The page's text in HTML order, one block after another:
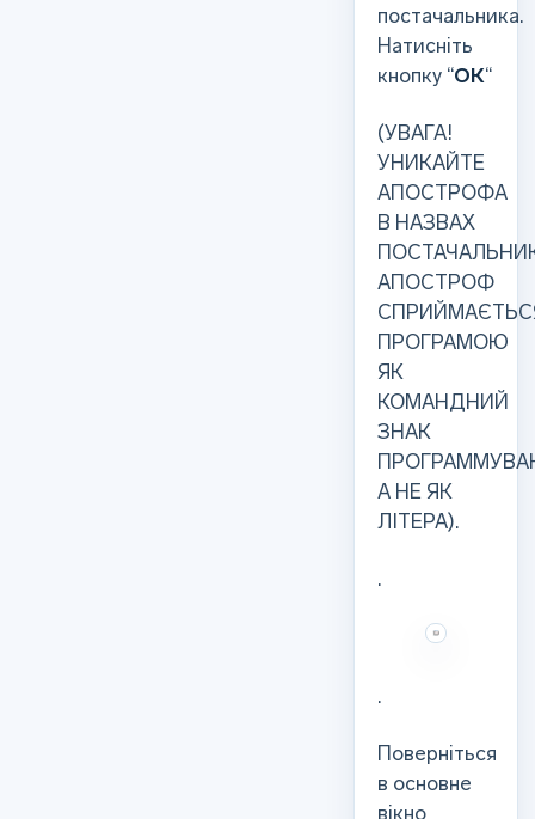
постачальника.
Натисніть
кнопку “ОК“
(УВАГА!
УНИКАЙТЕ
АПОСТРОФА
В НАЗВАХ
АПОСТРОФ
ПРОГРАМОЮ
ЯК
КОМАНДНИЙ
ЗНАК
А НЕ ЯК
ЛІТЕРА).
.
.
Поверніться
в основне
вікно